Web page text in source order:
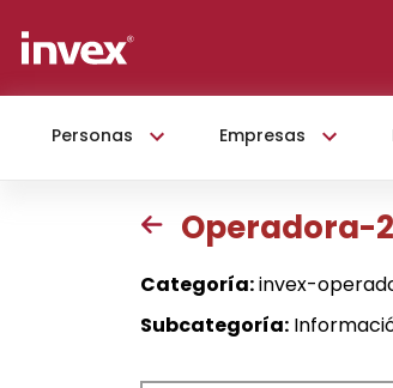
Personas Empresas
Operadora-
Categoría:invex-
Subcategoría: